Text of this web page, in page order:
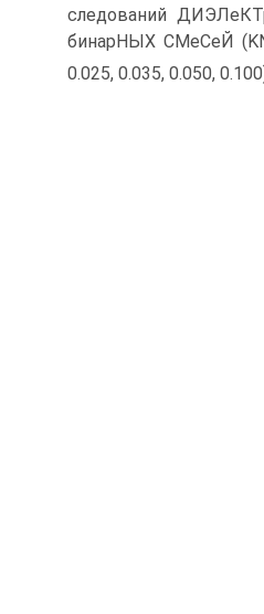
следований
бинарНЫХ СМеСеЙ
0.025, 0.035, 0.050,